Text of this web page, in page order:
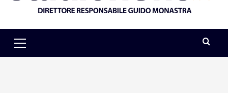
Menu